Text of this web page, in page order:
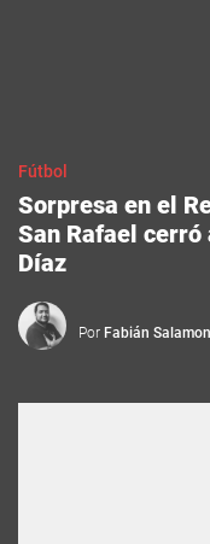
Fútbol
Sorpresa en el
San Rafael cerró
Díaz
Por Fabián